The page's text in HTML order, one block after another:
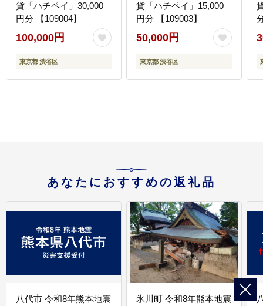
貨「ハチペイ」30,000
円分 【109004】
100,000円
東京都 渋谷区
貨「ハチペイ」15,000
円分 【109003】
50,000円
東京都 渋谷区
あなたにおすすめの返礼品
八代市 令和8年熊本地震
氷川町 令和8年熊本地震